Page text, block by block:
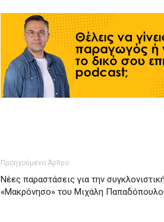
Προηγούμενο Άρθρο
Νέες παραστάσεις για την συγκλονιστική
«Μακρόνησο» του Μιχάλη